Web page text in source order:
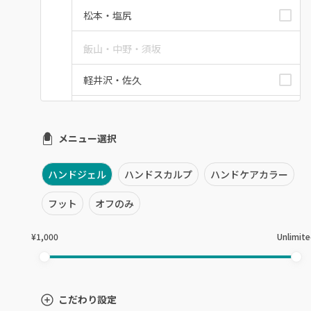
松本・塩尻
飯山・中野・須坂
軽井沢・佐久
安曇野・大町
駒ヶ根・飯田・伊那
茅野・諏訪
メニュー選択
ハンドジェル ハンドスカルプ ハンドケアカラー
フット オフのみ
¥1,000
こだわり設定